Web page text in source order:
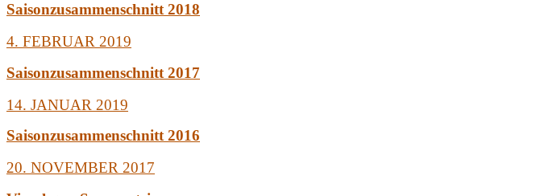
Saisonzusammenschnitt 2018
4. FEBRUAR 2019
Saisonzusammenschnitt 2017
14. JANUAR 2019
Saisonzusammenschnitt 2016
20. NOVEMBER 2017